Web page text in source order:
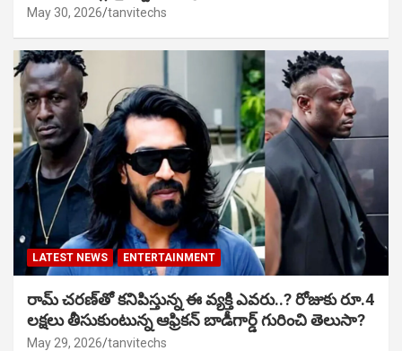
May 30, 2026 tanvitechs
LATEST NEWS ENTERTAINMENT
రామ్ చరణ్‌తో కనిపిస్తున్న ఈ వ్యక్తి ఎవరు..? రోజుకు రూ.4
లక్షలు తీసుకుంటున్న ఆఫ్రికన్ బాడీగార్డ్ గురించి తెలుసా?
May 29, 2026 tanvitechs